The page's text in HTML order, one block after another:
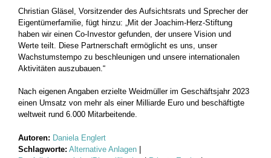
Christian Gläsel, Vorsitzender des Aufsichtsrats und Sprecher der
Eigentümerfamilie, fügt hinzu: „Mit der Joachim-Herz-Stiftung
haben wir einen Co-Investor gefunden, der unsere Vision und
Werte teilt. Diese Partnerschaft ermöglicht es uns, unser
Wachstumstempo zu beschleunigen und unsere internationalen
Aktivitäten auszubauen.“
Nach eigenen Angaben erzielte Weidmüller im Geschäftsjahr 2023
einen Umsatz von mehr als einer Milliarde Euro und beschäftigte
weltweit rund 6.000 Mitarbeitende.
Autoren: Daniela Englert
Schlagworte: Alternative Anlagen |